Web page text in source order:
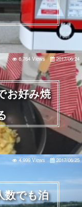
お好み焼
6,764 Views 2017/06/24
でも泊
4,999 Views 2017/06/25